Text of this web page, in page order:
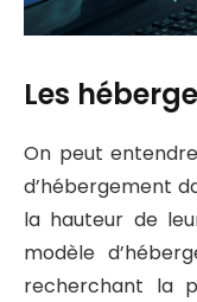
Les
On peut
d’hébergement
la hauteur de
modèle
recherchant la